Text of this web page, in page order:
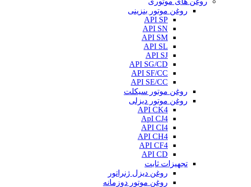
روغن موتور بنزینی
API SP
API SN
API SM
API SL
API SJ
API SG/CD
API SF/CC
API SE/CC
روغن موتور سیکلت
روغن موتور دیزلی
API CK4
ApI CJ4
API CI4
API CH4
API CF4
API CD
تجهیزات ثابت
روغن دیزل ژنراتور
روغن موتور دوزمانه